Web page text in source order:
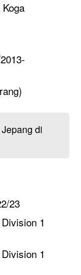
di
23
1
1